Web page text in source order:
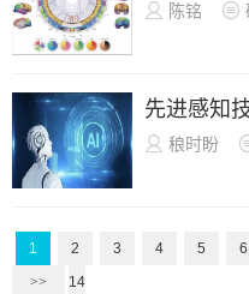
 陈铭 
先进感知
 稂时盼
1 2 3 4 5 6
>>
14